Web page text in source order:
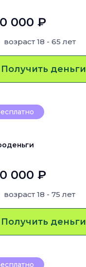
000 ₽
возраст 18 - 65 лет
Получить деньги
000 ₽
возраст 18 - 75 лет
Получить деньги